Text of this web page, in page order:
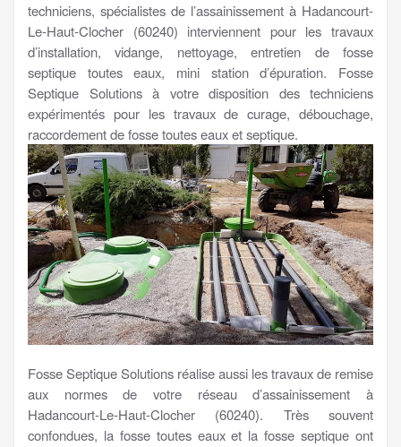
techniciens, spécialistes de l’assainissement à Hadancourt-
Le-Haut-Clocher (60240) interviennent pour les travaux
d’installation, vidange, nettoyage, entretien de fosse
septique toutes eaux, mini station d’épuration. Fosse
Septique Solutions à votre disposition des techniciens
expérimentés pour les travaux de curage, débouchage,
raccordement de fosse toutes eaux et septique.
Fosse Septique Solutions réalise aussi les travaux de remise
aux normes de votre réseau d’assainissement à
Hadancourt-Le-Haut-Clocher (60240). Très souvent
confondues, la fosse toutes eaux et la fosse septique ont